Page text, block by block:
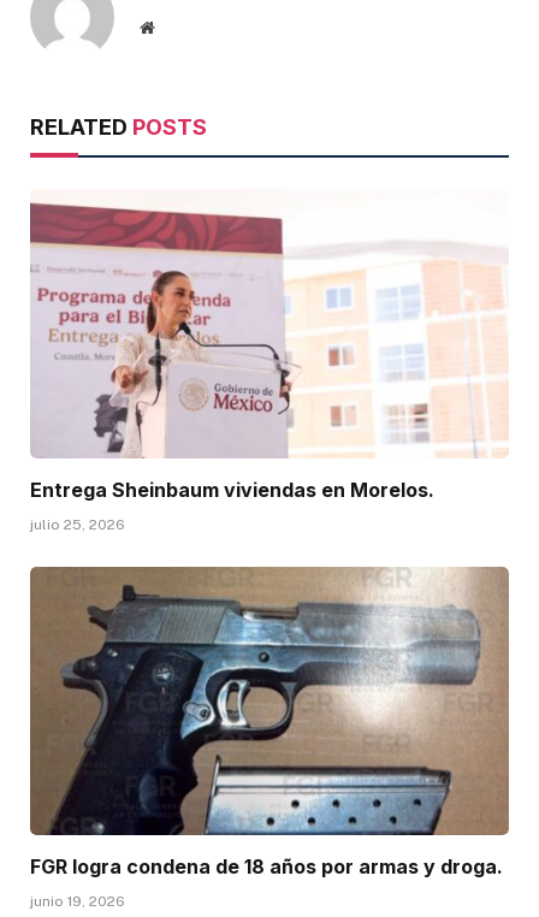
Website
RELATED POSTS
Entrega Sheinbaum viviendas en Morelos.
julio 25, 2026
FGR logra condena de 18 años por armas y droga.
junio 19, 2026